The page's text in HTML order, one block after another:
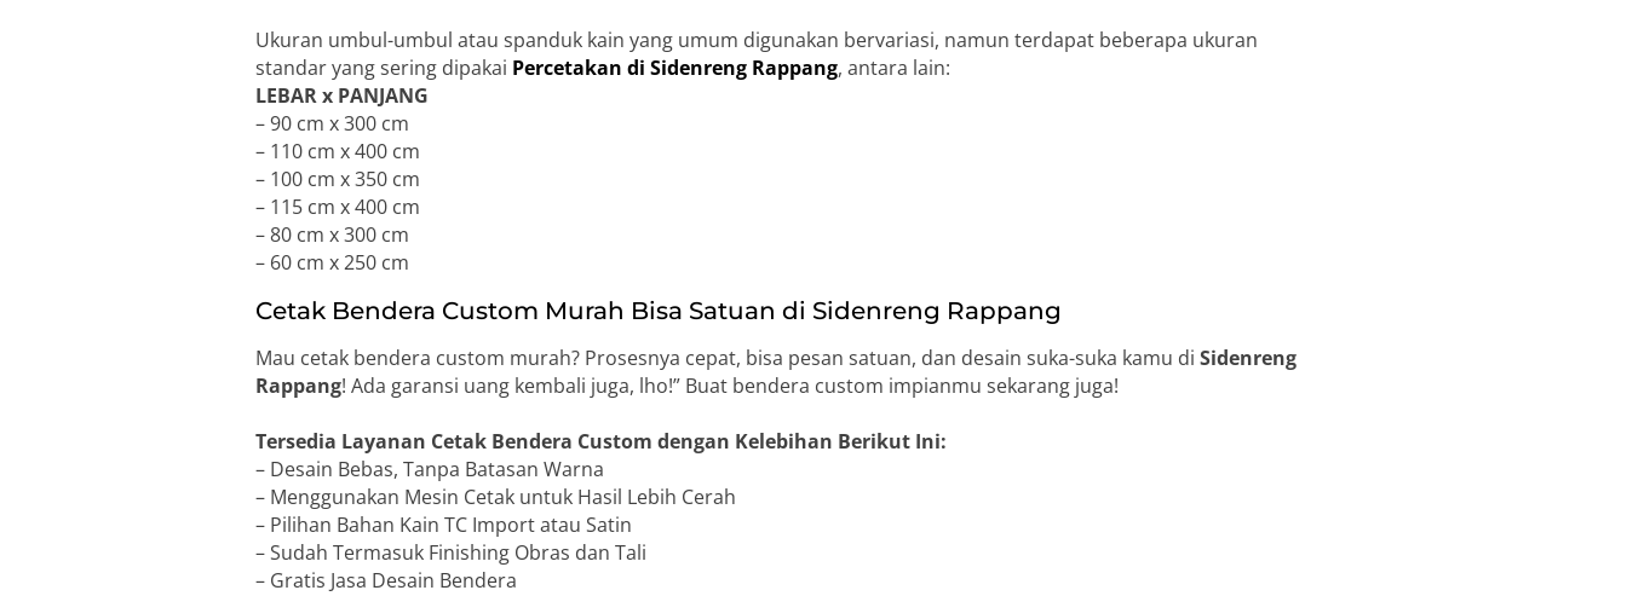
Ukuran umbul-umbul atau spanduk kain yang umum digunakan bervariasi, namun terdapat beberapa ukuran
standar yang sering dipakai Percetakan di Sidenreng Rappang, antara lain:
LEBAR x PANJANG
– 90 cm x 300 cm
– 110 cm x 400 cm
– 100 cm x 350 cm
– 115 cm x 400 cm
– 80 cm x 300 cm
– 60 cm x 250 cm
Cetak Bendera Custom Murah Bisa Satuan di Sidenreng Rappang
Mau cetak bendera custom murah? Prosesnya cepat, bisa pesan satuan, dan desain suka-suka kamu diSidenreng
Rappang! Ada garansi uang kembali juga, lho!” Buat bendera custom impianmu sekarang juga!
Tersedia Layanan Cetak Bendera Custom dengan Kelebihan Berikut Ini:
– Desain Bebas, Tanpa Batasan Warna
– Menggunakan Mesin Cetak untuk Hasil Lebih Cerah
– Pilihan Bahan Kain TC Import atau Satin
– Sudah Termasuk Finishing Obras dan Tali
– Gratis Jasa Desain Bendera